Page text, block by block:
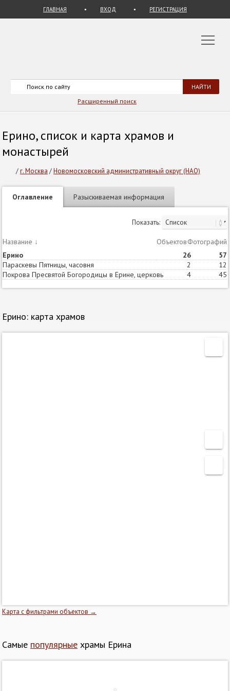
ГЛАВНАЯ ВХОД РЕГИСТРАЦИЯ
Расширенный поиск
Ерино, список и карта храмов и
монастырей
/г. Москва /Новомосковский административный округ (НАО)
Оглавление Разыскиваемая информация
Показать:
Название ↓ ОбъектовСтатей
Фотографий
Ерино
26 57
Параскевы Пятницы, часовня 2 12
Покрова Пресвятой Богородицы в Ерине, церковь 4 45
Ерино: карта храмов
Карта с фильтрами объектов →
Самые популярные храмы Ерина